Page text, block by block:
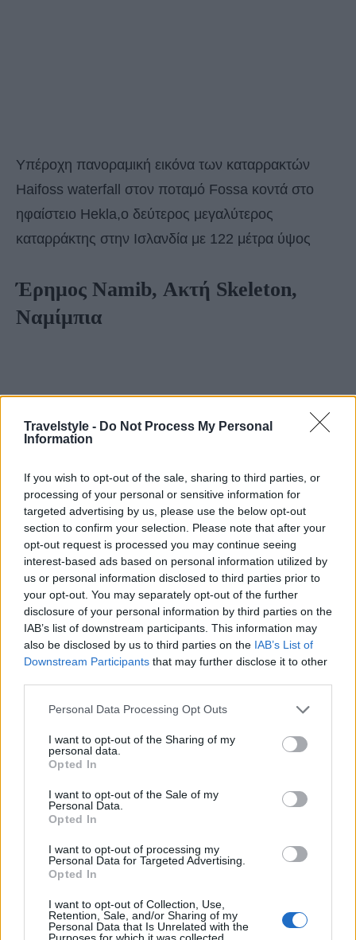
Travelstyle - Do Not Process My Personal
Information
If you wish to opt-out of the sale, sharing to third parties, or
processing of your personal or sensitive information for
targeted advertising by us, please use the below opt-out
section to confirm your selection. Please note that after your
opt-out request is processed you may continue seeing
interest-based ads based on personal information utilized by
us or personal information disclosed to third parties prior to
your opt-out. You may separately opt-out of the further
disclosure of your personal information by third parties on the
IAB’s list of downstream participants. This information may
also be disclosed by us to third parties on the IAB’s List of
Downstream Participants that may further disclose it to other
Please note that this website/app uses one or more Google
not limited to your visit or usage behaviour. You may click to
grant or deny consent to Google and its third-party tags to
use your data for below specified purposes in below Google
consent section.
Personal Data Processing Opt Outs
I want to opt-out of the Sharing of my
personal data.
Opted In
I want to opt-out of the Sale of my
Personal Data.
Opted In
I want to opt-out of processing my
Personal Data for Targeted Advertising.
Opted In
I want to opt-out of Collection, Use,
Retention, Sale, and/or Sharing of my
Personal Data that Is Unrelated with the
Purposes for which it was collected.
Υπέροχη πανοραμική εικόνα των καταρρακτών
Haifoss waterfall στον ποταμό Fossa κοντά στο
ηφαίστειο Hekla,ο δεύτερος μεγαλύτερος
καταρράκτης στην Ισλανδία με 122 μέτρα ύψος
Έρημος Namib, Ακτή Skeleton,
Ναμίμπια
Dead Vlei στο νοτιότερο σημείο της ερήμου Namib
Desert, στο Εθνικό Πάρκο Namib-Naukluft της
Ναμίμπια.